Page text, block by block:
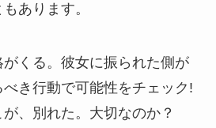
あります。
くる。彼女に振られた側が
き行動で可能性をチェック!
、別れた。大切なのか？